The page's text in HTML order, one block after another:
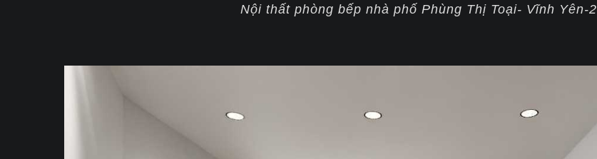
Nội thất phòng bếp nhà phố Phùng Thị Toại- Vĩnh Yên-2